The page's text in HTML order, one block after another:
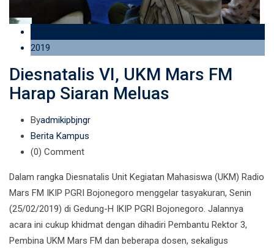
2019
Diesnatalis VI, UKM Mars FM
Harap Siaran Meluas
Byadmikipbjngr
Berita Kampus
(0) Comment
Dalam rangka Diesnatalis Unit Kegiatan Mahasiswa (UKM) Radio
Mars FM IKIP PGRI Bojonegoro menggelar tasyakuran, Senin
(25/02/2019) di Gedung-H IKIP PGRI Bojonegoro. Jalannya
acara ini cukup khidmat dengan dihadiri Pembantu Rektor 3,
Pembina UKM Mars FM dan beberapa dosen, sekaligus